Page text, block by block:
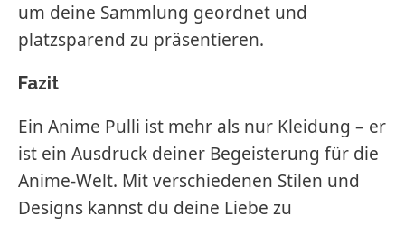
um deine Sammlung geordnet und
platzsparend zu präsentieren.
Fazit
Ein Anime Pulli ist mehr als nur Kleidung – er
ist ein Ausdruck deiner Begeisterung für die
Anime-Welt. Mit verschiedenen Stilen und
Designs kannst du deine Liebe zu